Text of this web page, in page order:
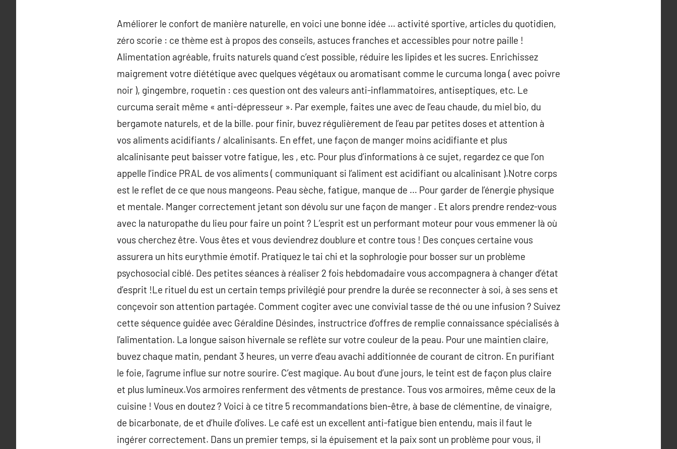
Améliorer le confort de manière naturelle, en voici une bonne idée … activité sportive, articles du quotidien,
zéro scorie : ce thème est à propos des conseils, astuces franches et accessibles pour notre paille !
Alimentation agréable, fruits naturels quand c’est possible, réduire les lipides et les sucres. Enrichissez
maigrement votre diététique avec quelques végétaux ou aromatisant comme le curcuma longa ( avec poivre
noir ), gingembre, roquetin : ces question ont des valeurs anti-inflammatoires, antiseptiques, etc. Le
curcuma serait même « anti-dépresseur ». Par exemple, faites une avec de l’eau chaude, du miel bio, du
bergamote naturels, et de la bille. pour finir, buvez régulièrement de l’eau par petites doses et attention à
vos aliments acidifiants / alcalinisants. En effet, une façon de manger moins acidifiante et plus
alcalinisante peut baisser votre fatigue, les , etc. Pour plus d’informations à ce sujet, regardez ce que l’on
appelle l’indice PRAL de vos aliments ( communiquant si l’aliment est acidifiant ou alcalinisant ).Notre corps
est le reflet de ce que nous mangeons. Peau sèche, fatigue, manque de … Pour garder de l’énergie physique
et mentale. Manger correctement jetant son dévolu sur une façon de manger . Et alors prendre rendez-vous
avec la naturopathe du lieu pour faire un point ? L’esprit est un performant moteur pour vous emmener là où
vous cherchez être. Vous êtes et vous deviendrez doublure et contre tous ! Des conçues certaine vous
assurera un hits eurythmie émotif. Pratiquez le tai chi et la sophrologie pour bosser sur un problème
psychosocial ciblé. Des petites séances à réaliser 2 fois hebdomadaire vous accompagnera à changer d’état
d’esprit !Le rituel du est un certain temps privilégié pour prendre la durée se reconnecter à soi, à ses sens et
conçevoir son attention partagée. Comment cogiter avec une convivial tasse de thé ou une infusion ? Suivez
cette séquence guidée avec Géraldine Désindes, instructrice d’offres de remplie connaissance spécialisés à
l’alimentation. La longue saison hivernale se reflète sur votre couleur de la peau. Pour une maintien claire,
buvez chaque matin, pendant 3 heures, un verre d’eau avachi additionnée de courant de citron. En purifiant
le foie, l’agrume influe sur notre sourire. C’est magique. Au bout d’une jours, le teint est de façon plus claire
et plus lumineux.Vos armoires renferment des vêtments de prestance. Tous vos armoires, même ceux de la
cuisine ! Vous en doutez ? Voici à ce titre 5 recommandations bien-être, à base de clémentine, de vinaigre,
de bicarbonate, de et d’huile d’olives. Le café est un excellent anti-fatigue bien entendu, mais il faut le
ingérer correctement. Dans un premier temps, si la épuisement et la paix sont un problème pour vous, il